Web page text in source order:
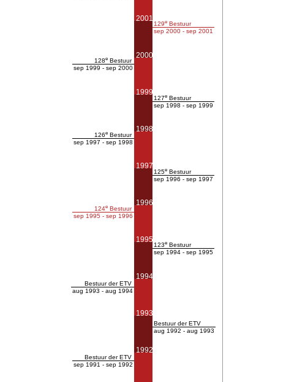
128e Bestuur
sep 1999 - sep 2000
126e Bestuur
sep 1997 - sep 1998
124e Bestuur
sep 1995 - sep 1996
Bestuur der ETV
aug 1993 - aug 1994
Bestuur der ETV
sep 1991 - sep 1992
2001
2000
1999
1998
1997
1996
1995
1994
1993
1992
129e Bestuur
sep 2000 - sep 2001
127e Bestuur
sep 1998 - sep 1999
125e Bestuur
sep 1996 - sep 1997
123e Bestuur
sep 1994 - sep 1995
Bestuur der ETV
aug 1992 - aug 1993